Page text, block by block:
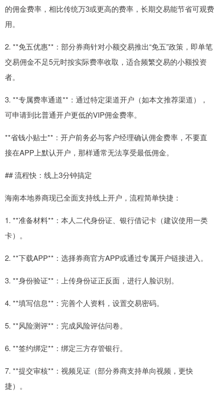
的佣金费率，相比传统万3或更高的费率，长期交易能节省可观费
用。
2. **免五优惠**：部分券商针对小额交易推出“免五”政策，即单笔
交易佣金不足5元时按实际费率收取，适合频繁交易的小额投资
者。
3. **专属费率通道**：通过特定渠道开户（如本文推荐渠道），
可申请到比普通开户更低的VIP佣金费率。
**省钱小贴士**：开户前务必与客户经理确认佣金费率，不要直
接在APP上默认开户，那样通常无法享受最低佣金。
## 流程快：线上3分钟搞定
海南本地券商现已全面支持线上开户，流程简单快捷：
1. **准备材料**：本人二代身份证、银行借记卡（建议使用一类
卡）。
2. **下载APP**：选择券商官方APP或通过专属开户链接进入。
3. **身份验证**：上传身份证正反面，进行人脸识别。
4. **填写信息**：完善个人资料，设置交易密码。
5. **风险测评**：完成风险评估问卷。
6. **签约绑定**：绑定三方存管银行。
7. **提交审核**：视频见证（部分券商支持单向视频，更快
捷）。